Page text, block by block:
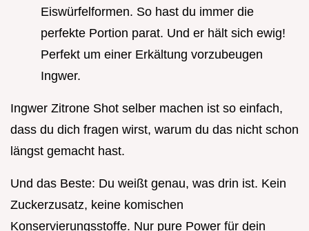
Eiswürfelformen. So hast du immer die
perfekte Portion parat. Und er hält sich ewig!
Perfekt um einer Erkältung vorzubeugen
Ingwer.
Ingwer Zitrone Shot selber machen ist so einfach,
dass du dich fragen wirst, warum du das nicht schon
längst gemacht hast.
Und das Beste: Du weißt genau, was drin ist. Kein
Zuckerzusatz, keine komischen
Konservierungsstoffe. Nur pure Power für dein